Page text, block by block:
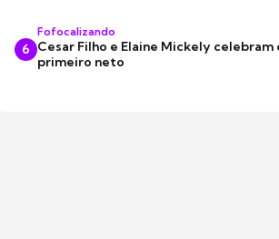
6
Fofocalizando
Cesar Filho e Elaine Mickely celebram
primeiro neto